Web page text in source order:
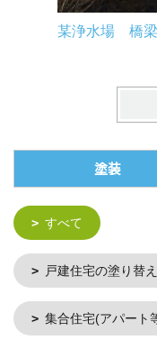
某浄水場 橋
塗装
すべて
戸建住宅の塗り替
集合住宅(アパート